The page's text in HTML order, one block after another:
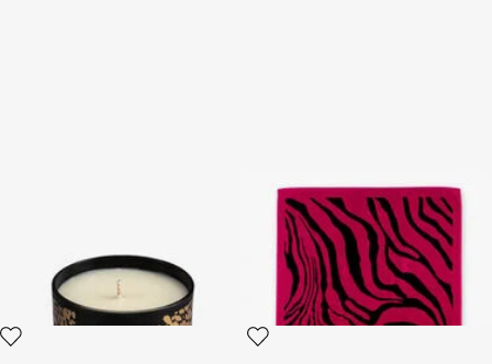
Strandtuch mit Zebra 2000-
Print
3 varianten